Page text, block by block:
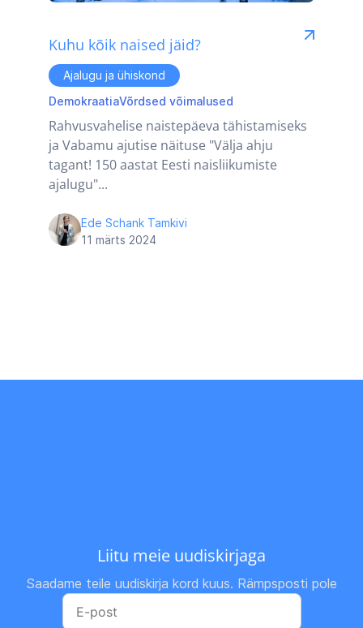
Kuhu kõik naised jäid?
Ajalugu ja ühiskond
DemokraatiaVõrdsed võimalused
Rahvusvahelise naistepäeva tähistamiseks
ja Vabamu ajutise näituse "Välja ahju
tagant! 150 aastat Eesti naisliikumiste
ajalugu"...
Ede Schank Tamkivi
11 märts 2024
Liitu meie uudiskirjaga
Saadame teile uudiskirja kord kuus. Rämpsposti pole